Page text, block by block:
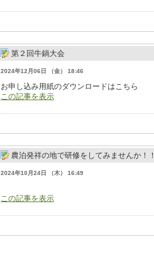
第２回牛鍋大会
2024年12月06日 （金） 18:46
お申し込み用紙のダウンロードはこちら
この記事を表示
農泊発祥の地で研修をしてみませんか！！
2024年10月24日 （木） 16:49
この記事を表示